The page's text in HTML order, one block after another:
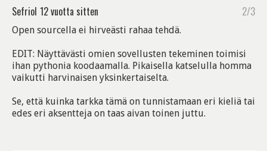
Sefriol 12 vuotta sitten 2/3
Open sourcella ei hirveästi rahaa tehdä.
EDIT: Näyttävästi omien sovellusten tekeminen toimisi
ihan pythonia koodaamalla. Pikaisella katselulla homma
vaikutti harvinaisen yksinkertaiselta.
Se, että kuinka tarkka tämä on tunnistamaan eri kieliä tai
edes eri aksentteja on taas aivan toinen juttu.